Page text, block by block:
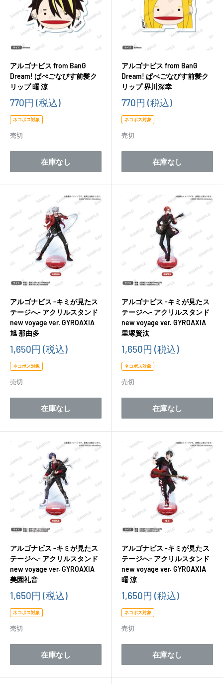
アルゴナビス from BanG
Dream! ぱぺごなびす前髪ク
リップ 曙 涼
販
価
格
770円 (税込)
ネコポス対象
売切
在庫なし
アルゴナビス from BanG
Dream! ぱぺごなびす前髪ク
リップ 界川深幸
販
価
格
770円 (税込)
ネコポス対象
売切
在庫なし
アルゴナビス -キミが見たス
テージへ- アクリルスタンド
new voyage ver. GYROAXIA
旭 那由多
販
価
格
1,650円 (税込)
ネコポス対象
売切
在庫なし
アルゴナビス -キミが見たス
テージへ- アクリルスタンド
new voyage ver. GYROAXIA
里塚賢汰
販
価
格
1,650円 (税込)
ネコポス対象
売切
在庫なし
アルゴナビス -キミが見たス
テージへ- アクリルスタンド
new voyage ver. GYROAXIA
美園礼音
販
価
格
1,650円 (税込)
ネコポス対象
売切
在庫なし
アルゴナビス -キミが見たス
テージへ- アクリルスタンド
new voyage ver. GYROAXIA
曙 涼
販
価
格
1,650円 (税込)
ネコポス対象
売切
在庫なし